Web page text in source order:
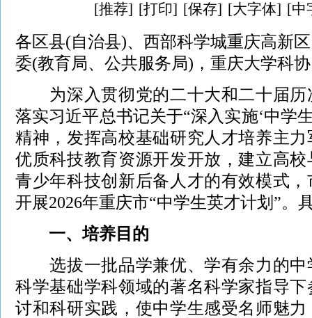
[推荐] [打印] [保存] [大字体] [中
各区县(自治县)、西部科学城重庆高新
委(教育局、公共服务局)，重庆大学科
为深入贯彻党的二十大和二十届历
落实习近平总书记关于“深入实施‘中学
精神，发挥高校基础研究人才培养主
优质科技教育资源开发开放，建立高
青少年科技创新后备人才的有效模式
开展2026年重庆市“中学生英才计划”。
一、培养目的
选拔一批品学兼优、学有余力的中
科学基础学科领域的著名科学家指导
讨和科研实践，使中学生感受名师魅